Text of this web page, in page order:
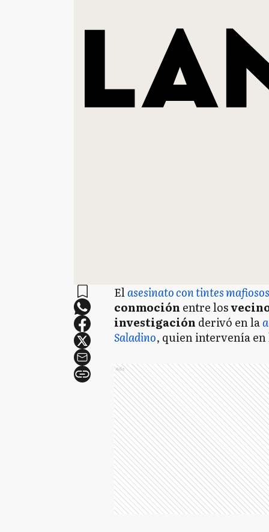
Elasesinato con tintes
conmoción entre los
investigación derivó en la
Saladino, quien intervenía en
Ads